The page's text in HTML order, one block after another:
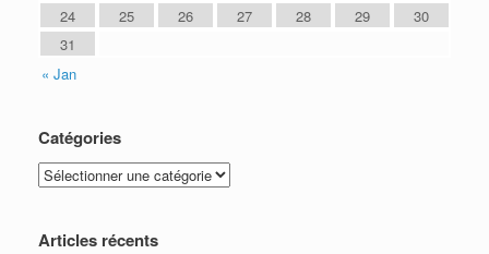
« Jan
24
25 26 27 28 29
30
31
Catégories
C
a
é
Articles récents